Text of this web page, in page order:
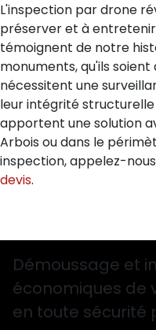
L'inspection par drone
préserver et à
témoignent de notre
monuments, qu'ils
nécessitent une
leur intégrité
apportent une solution
Arbois ou dans le
inspection, appelez-
devis.
Démoussage et
économiques de
en toute sécurité